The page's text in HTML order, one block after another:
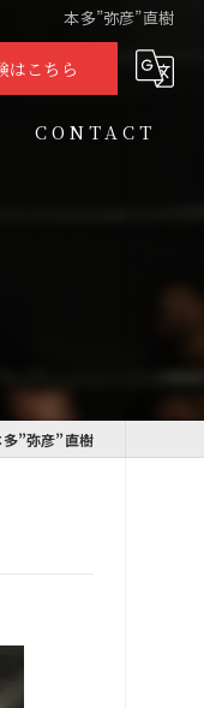
本多”弥彦”直樹
はこちら
CONTACT
多”弥彦”直樹